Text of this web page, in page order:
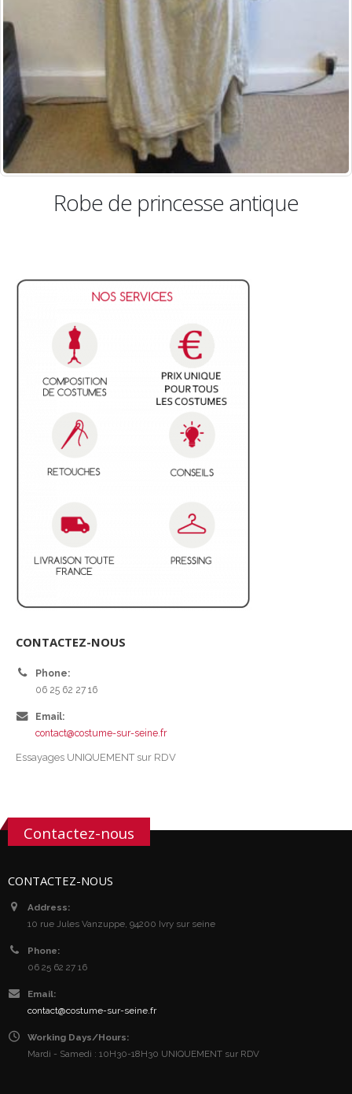
de princesse antique
CONTACTEZ-NOUS
Phone:
06 25 62 27 16
Email:
contact@costume-sur-seine.fr
Essayages UNIQUEMENT sur RDV
Contactez-nous
CONTACTEZ-NOUS
Address:
10 rue Jules Vanzuppe, 94200 Ivry sur seine
Phone:
06 25 62 27 16
Email:
contact@costume-sur-seine.fr
Working Days/Hours:
Mardi - Samedi : 10H30-18H30 UNIQUEMENT sur RDV